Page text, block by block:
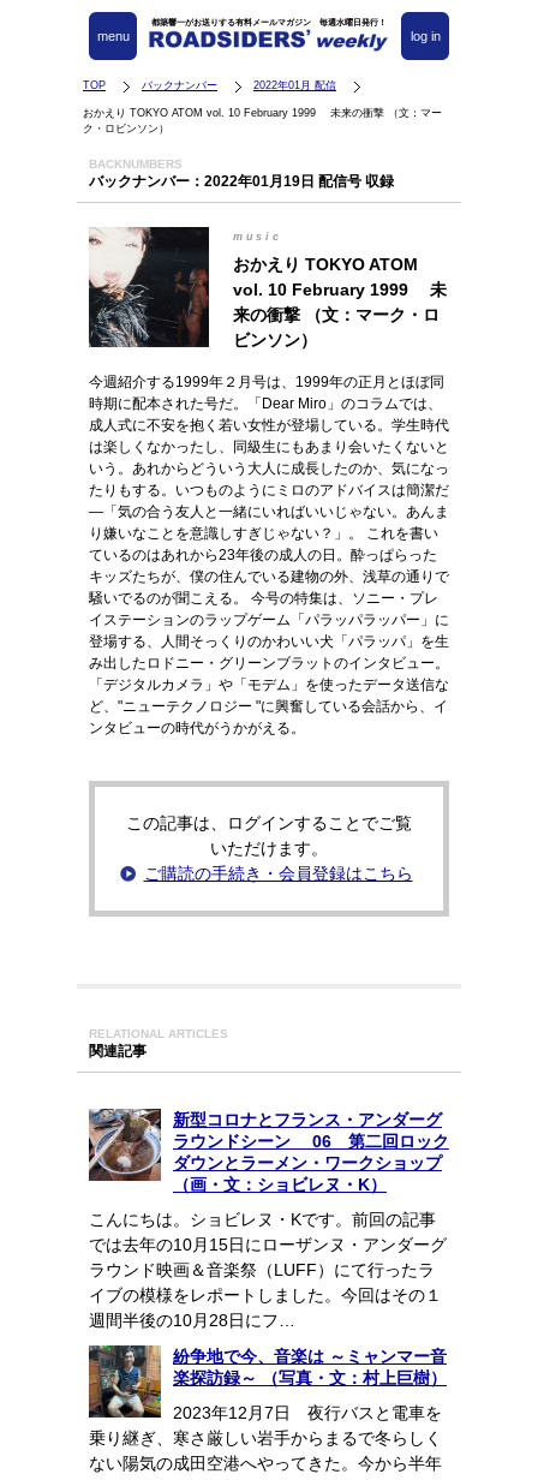
都築響一がお送りする有料メールマガジン 毎週水曜日発行！
log in
menu
TOP バックナンバー 2022年01月 配信
おかえり TOKYO ATOM vol. 10 February 1999 未来の衝撃 （文：マー
ク・ロビンソン）
BACKNUMBERS
バックナンバー：2022年01月19日 配信号 収録
music
おかえり TOKYO ATOM
vol. 10 February 1999 未
来の衝撃 （文：マーク・ロ
ビンソン）
今週紹介する1999年２月号は、1999年の正月とほぼ同
時期に配本された号だ。「Dear Miro」のコラムでは、
成人式に不安を抱く若い女性が登場している。学生時代
は楽しくなかったし、同級生にもあまり会いたくないと
いう。あれからどういう大人に成長したのか、気になっ
たりもする。いつものようにミロのアドバイスは簡潔だ
―「気の合う友人と一緒にいればいいじゃない。あんま
り嫌いなことを意識しすぎじゃない？」。 これを書い
ているのはあれから23年後の成人の日。酔っぱらった
キッズたちが、僕の住んでいる建物の外、浅草の通りで
騒いでるのが聞こえる。 今号の特集は、ソニー・プレ
イステーションのラップゲーム「パラッパラッパー」に
登場する、人間そっくりのかわいい犬「パラッパ」を生
み出したロドニー・グリーンブラットのインタビュー。
「デジタルカメラ」や「モデム」を使ったデータ送信な
ど、"ニューテクノロジー "に興奮している会話から、イ
ンタビューの時代がうかがえる。
この記事は、ログインすることでご覧
いただけます。
ご購読の手続き・会員登録はこちら
RELATIONAL ARTICLES
関連記事
新型コロナとフランス・アンダーグ
ラウンドシーン 06 第二回ロック
ダウンとラーメン・ワークショップ
（画・文：ショビレヌ・K）
こんにちは。ショビレヌ・Kです。前回の記事
では去年の10月15日にローザンヌ・アンダーグ
ラウンド映画＆音楽祭（LUFF）にて行ったラ
イブの模様をレポートしました。今回はその１
週間半後の10月28日にフ…
紛争地で今、音楽は ～ミャンマー音
楽探訪録～ （写真・文：村上巨樹）
2023年12月7日 夜行バスと電車を
乗り継ぎ、寒さ厳しい岩手からまるで冬らしく
ない陽気の成田空港へやってきた。今から半年